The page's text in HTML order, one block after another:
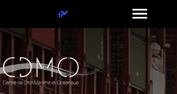
Choix
langue
fr